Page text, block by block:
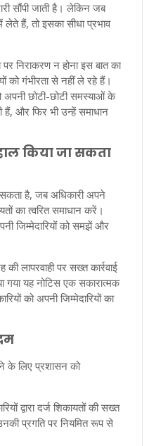
सौंपी जाती है। लेकिन जब
लेते हैं, तो इसका सीधा प्रभाव
निराकरण न होना इस बात का
को गंभीरता से नहीं ले रहे हैं।
अपनी छोटी-छोटी समस्याओं के
हैं, और फिर भी उन्हें समाधान
किया जा सकता
सकता है, जब अधिकारी अपने
का त्वरित समाधान करें।
जिम्मेदारियों को समझें और
लापरवाही पर सख्त कार्रवाई
गया यह नोटिस एक सकारात्मक
को अपनी जिम्मेदारियों का
के लिए प्रशासन को
द्वारा दर्ज शिकायतों की सख्त
प्रगति पर नियमित रूप से